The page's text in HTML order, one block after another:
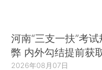
河南“三支一扶”考
弊 内外勾结提前获
2026年08月07日